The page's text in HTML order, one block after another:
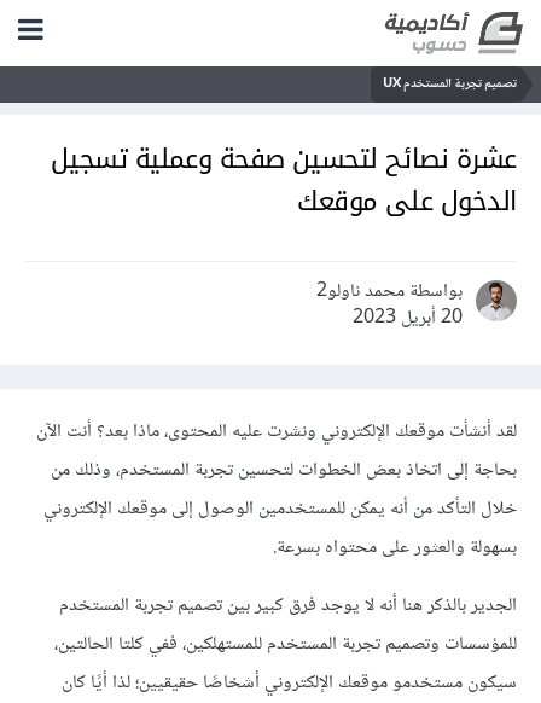
تصميم تجربة المستخدم UX
عشرة نصائح لتحسين صفحة وعملية تسجيل
الدخول على موقعك
بواسطة محمد ناولو2
20 أبريل 2023
لقد أنشأت موقعك الإلكتروني ونشرت عليه المحتوى، ماذا بعد؟ أنت الآن
بحاجة إلى اتخاذ بعض الخطوات لتحسين تجربة المستخدم، وذلك من
خلال التأكد من أنه يمكن للمستخدمين الوصول إلى موقعك الإلكتروني
بسهولة والعثور على محتواه بسرعة.
الجدير بالذكر هنا أنه لا يوجد فرق كبير بينتصميم تجربة المستخدم
للمؤسسات وتصميم تجربة المستخدم للمستهلكين، ففي كلتا الحالتين،
سيكون مستخدمو موقعك الإلكتروني أشخاصًا حقيقيين؛ لذا أيًا كان